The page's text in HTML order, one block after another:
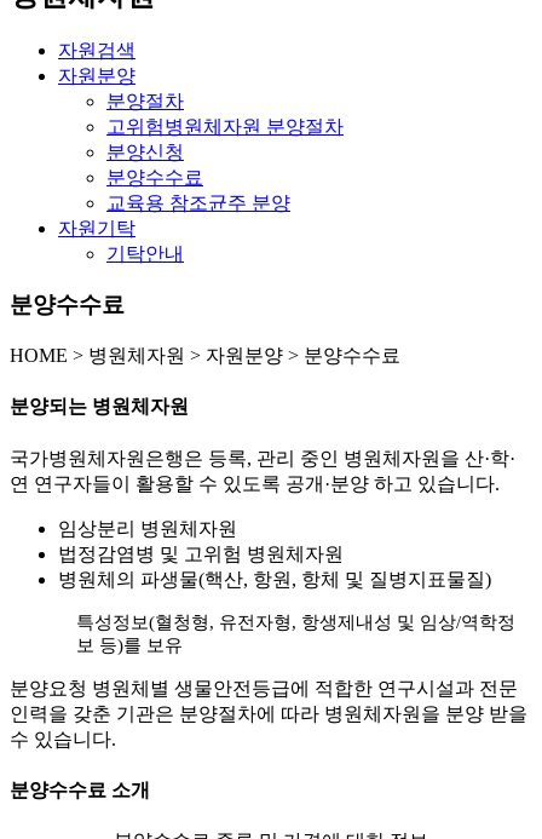
자원검색
자원분양
분양절차
고위험병원체자원 분양절차
분양신청
분양수수료
교육용 참조균주 분양
자원기탁
기탁안내
분양수수료
HOME > 병원체자원 > 자원분양 > 분양수수료
분양되는 병원체자원
국가병원체자원은행은 등록, 관리 중인 병원체자원을 산·학·
연 연구자들이 활용할 수 있도록 공개·분양 하고 있습니다.
임상분리 병원체자원
법정감염병 및 고위험 병원체자원
병원체의 파생물(핵산, 항원, 항체 및 질병지표물질)
특성정보(혈청형, 유전자형, 항생제내성 및 임상/역학정
보 등)를 보유
분양요청 병원체별 생물안전등급에 적합한 연구시설과 전문
인력을 갖춘 기관은 분양절차에 따라 병원체자원을 분양 받을
수 있습니다.
분양수수료 소개